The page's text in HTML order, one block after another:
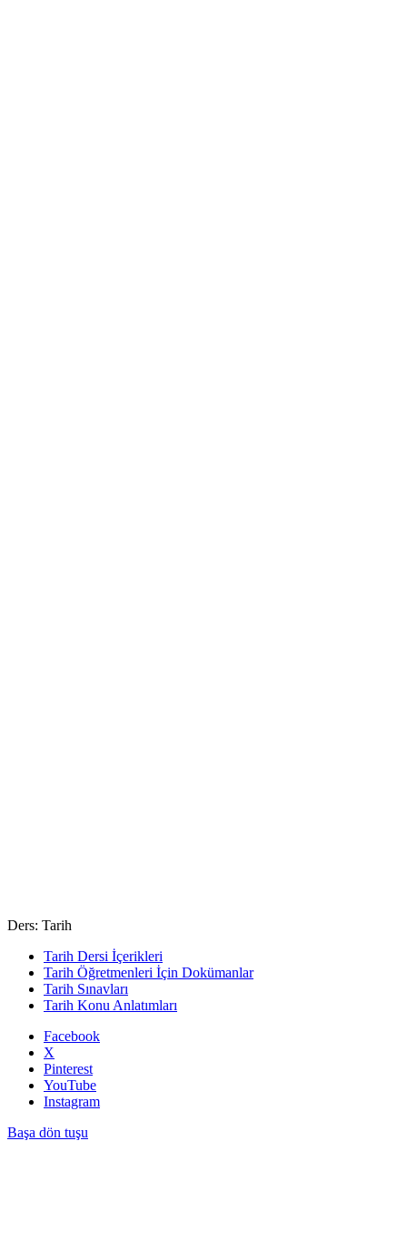
Ders: Tarih
Tarih Dersi İçerikleri
Tarih Öğretmenleri İçin Dokümanlar
Tarih Sınavları
Tarih Konu Anlatımları
Facebook
X
Pinterest
YouTube
Instagram
Başa dön tuşu